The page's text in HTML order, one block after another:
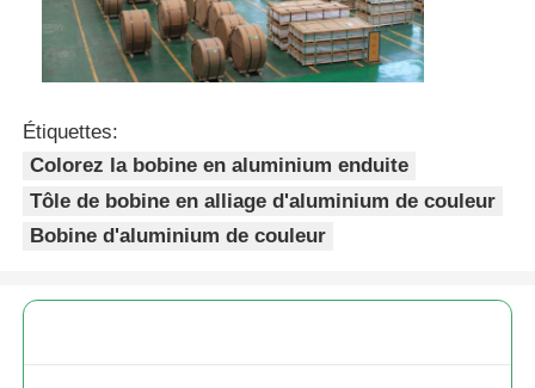
Étiquettes:
Colorez la bobine en aluminium enduite
Tôle de bobine en alliage d'aluminium de couleur
Bobine d'aluminium de couleur